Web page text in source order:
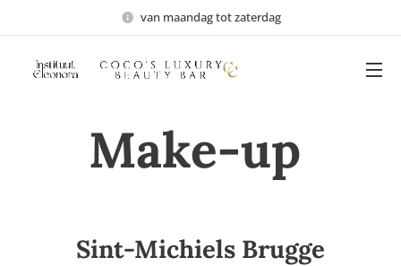
van maandag tot zaterdag
Make-up
Sint-Michiels Brugge